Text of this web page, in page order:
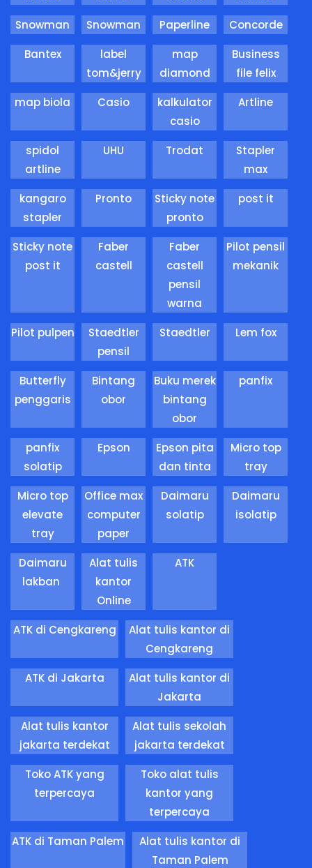
Snowman
Snowman Paperline
Concorde
Bantex
label
tom&jerry
map
diamond
Business
file felix
map biola
Casio
kalkulator
casio
Artline
spidol
artline
UHU Trodat
Stapler
max
kangaro
stapler
Pronto
Sticky note
pronto
post it
Sticky note
post it
Faber
castell
Faber
castell
pensil
warna
Pilot pensil
mekanik
Pilot pulpen
Staedtler
pensil
Staedtler Lem fox
Butterfly
penggaris
Bintang
obor
Buku merek
bintang
obor
panfix
panfix
solatip
Epson
Epson pita
dan tinta
Micro top
tray
Micro top
elevate
tray
Office max
computer
paper
Daimaru
solatip
Daimaru
isolatip
Daimaru
lakban
Alat tulis
kantor
Online
ATK
ATK di Cengkareng
Alat tulis kantor di
Cengkareng
ATK di Jakarta
Alat tulis kantor di
Jakarta
Alat tulis kantor
jakarta terdekat
Alat tulis sekolah
jakarta terdekat
Toko ATK yang
terpercaya
Toko alat tulis
kantor yang
terpercaya
ATK di Taman Palem
Alat tulis kantor di
Taman Palem